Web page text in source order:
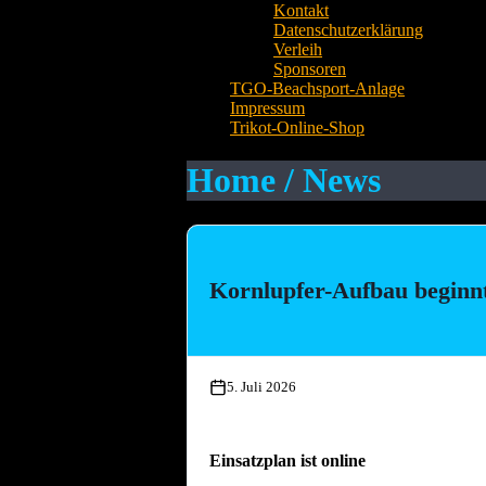
Kontakt
Datenschutzerklärung
Verleih
Sponsoren
TGO-Beachsport-Anlage
Impressum
Trikot-Online-Shop
Home / News
Kornlupfer-Aufbau
5. Juli 2026
Einsatzplan ist online